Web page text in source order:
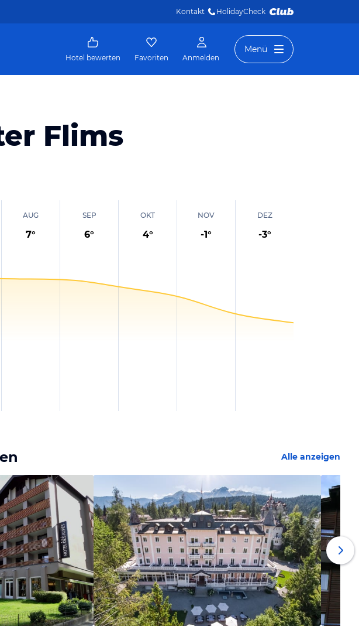
Kontakt HolidayCheck
Hotel bewerten Favoriten Anmelden
Menü
Flims
AUG
7°
SEP
6°
OKT
4°
NOV
-1°
DEZ
-3°
Alle anzeigen